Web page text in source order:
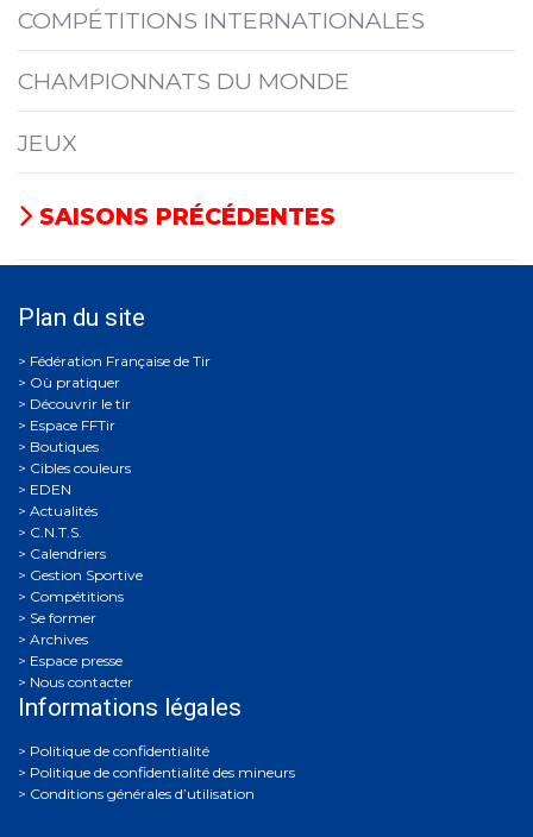
COMPÉTITIONS INTERNATIONALES
CHAMPIONNATS DU MONDE
JEUX
SAISONS PRÉCÉDENTES
Plan du site
Où pratiquer
Découvrir le tir
Espace FFTir
Boutiques
Cibles couleurs
EDEN
Actualités
C.N.T.S.
Calendriers
Gestion Sportive
Compétitions
Se former
Archives
Espace presse
Nous contacter
Informations légales
Politique de confidentialité
Politique de confidentialité des mineurs
Conditions générales d’utilisation